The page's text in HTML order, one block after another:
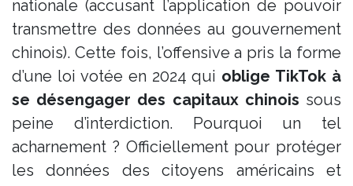
nationale (accusant l’application de pouvoir
transmettre des données au gouvernement
chinois). Cette fois, l’offensive a pris la forme
d’une loi votée en 2024 qui oblige TikTok à
se désengager des capitaux chinois sous
peine d’interdiction​. Pourquoi un tel
acharnement ? Officiellement pour protéger
les données des citoyens américains et